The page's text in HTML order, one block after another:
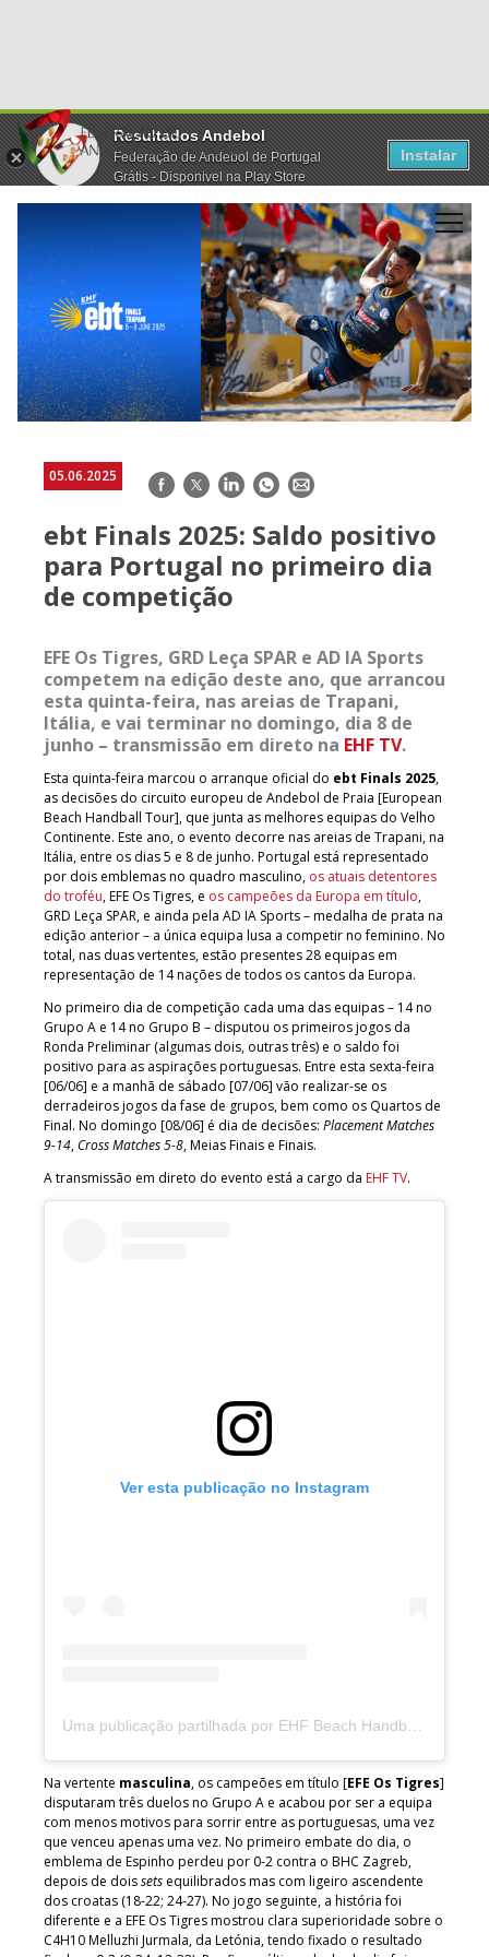
Resultados Andebol
Federação de Andebol de Portugal
Grátis - Disponivel na Play Store
Instalar
05.06.2025 Facebook
TwitterLinkedInWhatsApp
E-
ebt Finals 2025: Saldo positivo
para Portugal no primeiro dia
de competição
EFE Os Tigres, GRD Leça SPAR e AD IA Sports
competem na edição deste ano, que arrancou
esta quinta-feira, nas areias de Trapani,
Itália, e vai terminar no domingo, dia 8 de
junho – transmissão em direto na EHF TV.
Esta quinta-feira marcou o arranque oficial do ebt Finals 2025,
as decisões do circuito europeu de Andebol de Praia [European
Beach Handball Tour], que junta as melhores equipas do Velho
Continente. Este ano, o evento decorre nas areias de Trapani, na
Itália, entre os dias 5 e 8 de junho. Portugal está representado
por dois emblemas no quadro masculino, os atuais detentores
do troféu, EFE Os Tigres, e os campeões da Europa em título,
GRD Leça SPAR, e ainda pela AD IA Sports – medalha de prata na
edição anterior – a única equipa lusa a competir no feminino. No
total, nas duas vertentes, estão presentes 28 equipas em
representação de 14 nações de todos os cantos da Europa.
No primeiro dia de competição cada uma das equipas – 14 no
Grupo A e 14 no Grupo B – disputou os primeiros jogos da
Ronda Preliminar (algumas dois, outras três) e o saldo foi
positivo para as aspirações portuguesas. Entre esta sexta-feira
[06/06] e a manhã de sábado [07/06] vão realizar-se os
derradeiros jogos da fase de grupos, bem como os Quartos de
Final. No domingo [08/06] é dia de decisões: Placement Matches
9-14,Cross Matches 5-8, Meias Finais e Finais.
A transmissão em direto do evento está a cargo da EHF TV.
Ver esta publicação no Instagram
Na vertente masculina, os campeões em título [EFE Os Tigres]
disputaram três duelos no Grupo A e acabou por ser a equipa
com menos motivos para sorrir entre as portuguesas, uma vez
que venceu apenas uma vez. No primeiro embate do dia, o
emblema de Espinho perdeu por 0-2 contra o BHC Zagreb,
depois de doissets equilibrados mas com ligeiro ascendente
dos croatas (18-22; 24-27). No jogo seguinte, a história foi
diferente e a EFE Os Tigres mostrou clara superioridade sobre o
C4H10 Melluzhi Jurmala, da Letónia, tendo fixado o resultado